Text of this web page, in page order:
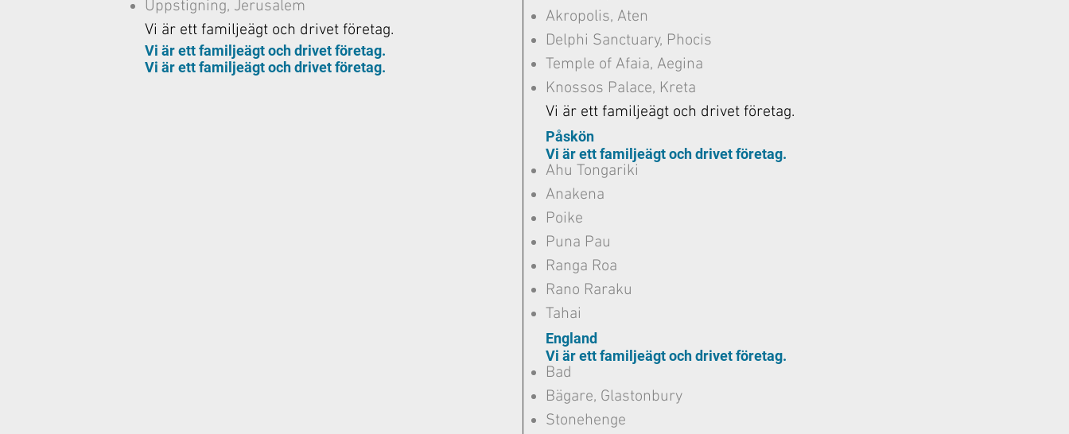
Uppstigning, Jerusalem
Vi är ett familjeägt och drivet företag.
Vi är ett familjeägt och drivet företag.
Vi är ett familjeägt och drivet företag.
Akropolis, Aten
Delphi Sanctuary, Phocis
Temple of Afaia, Aegina
Knossos Palace, Kreta
Vi är ett familjeägt och drivet företag.
Påskön
Vi är ett familjeägt och drivet företag.
Ahu Tongariki
Anakena
Poike
Puna Pau
Ranga Roa
Rano Raraku
Tahai
England
Vi är ett familjeägt och drivet företag.
Bad
Bägare, Glastonbury
Stonehenge